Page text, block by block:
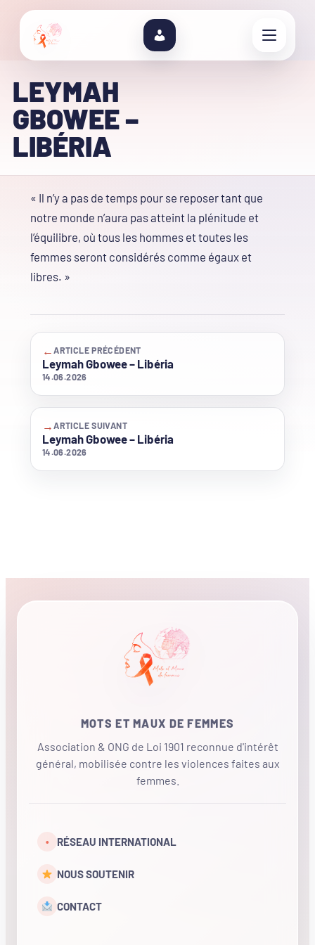
LEYMAH
GBOWEE –
LIBÉRIA
« Il n’y a pas de temps pour se reposer tant que
notre monde n’aura pas atteint la plénitude et
l’équilibre, où tous les hommes et toutes les
femmes seront considérés comme égaux et
libres. »
←ARTICLE PRÉCÉDENT
Leymah Gbowee – Libéria
14.06.2026
→ARTICLE SUIVANT
Leymah Gbowee – Libéria
14.06.2026
MOTS ET MAUX DE FEMMES
Association & ONG de Loi 1901 reconnue d'intérêt
général, mobilisée contre les violences faites aux
femmes.
• RÉSEAU INTERNATIONAL
NOUS SOUTENIR
CONTACT